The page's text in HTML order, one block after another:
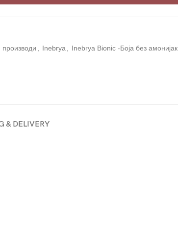
производи Inebrya Inebrya Bionic -Боја без амонијак
& DELIVERY